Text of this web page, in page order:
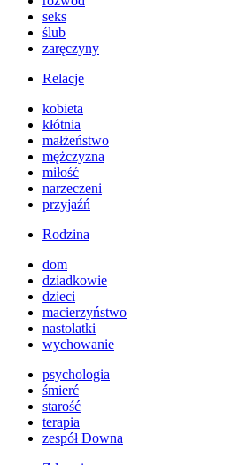
seks
ślub
zaręczyny
Relacje
kobieta
kłótnia
małżeństwo
mężczyzna
miłość
narzeczeni
przyjaźń
Rodzina
dom
dziadkowie
dzieci
macierzyństwo
nastolatki
wychowanie
psychologia
śmierć
starość
terapia
zespół Downa